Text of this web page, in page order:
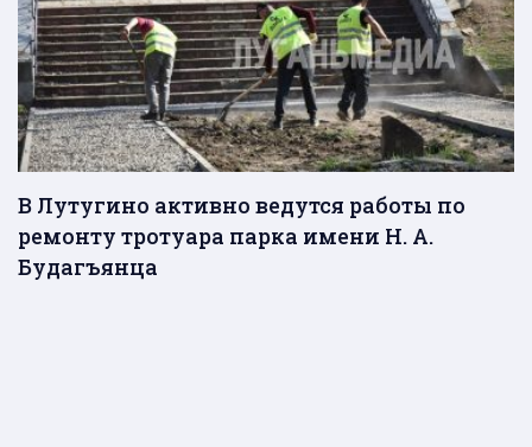
В Лутугино активно ведутся работы по
ремонту тротуара парка имени Н. А.
Будагъянца